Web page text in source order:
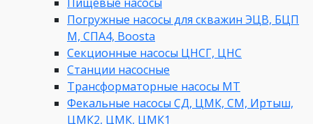
Погружные насосы для скважин ЭЦВ, БЦП
М, СПА4, Boosta
Секционные насосы ЦНСГ, ЦНС
Станции насосные
Трансформаторные насосы МТ
Фекальные насосы СД, ЦМК, СМ, Иртыш,
ЦМК2, ЦМК, ЦМК1